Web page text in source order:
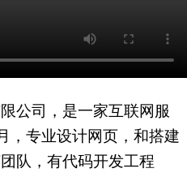
XML地图
司，是一家互联网服
，专业设计网页，和搭建
队，有代码开发工程